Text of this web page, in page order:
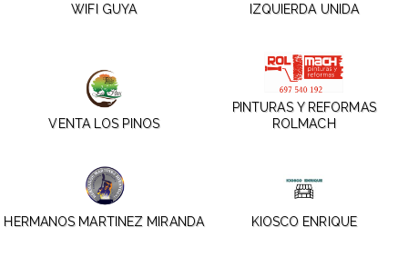
WIFI GUYA IZQUIERDA UNIDA
VENTA LOS PINOS
PINTURAS Y REFORMAS
ROLMACH
HERMANOS MARTINEZ MIRANDA KIOSCO ENRIQUE